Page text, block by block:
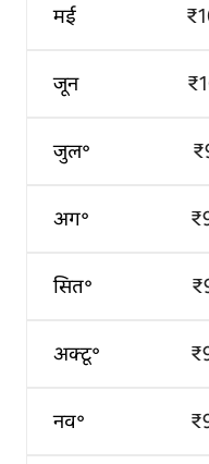
मई
जून
जुल॰
अग॰
सित॰
अक्टू॰
नव॰